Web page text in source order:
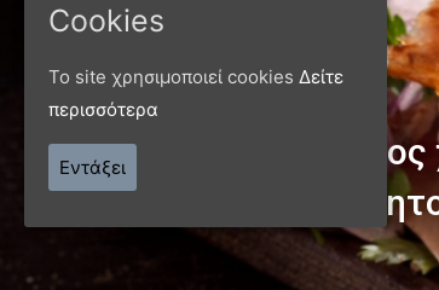
Cookies
Το site χρησιμοποιεί cookies Δείτε
περισσότερα
Εντάξει